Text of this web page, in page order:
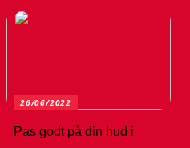
26/06/2022
Pas godt på din hud i